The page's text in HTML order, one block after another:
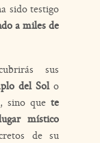
sido testigo
a miles de
sus
del Solo
sino que te
místico
de su